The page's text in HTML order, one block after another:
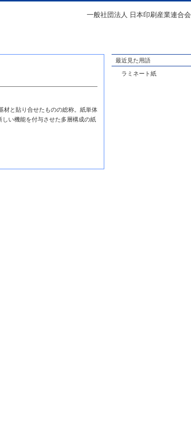
一般社団法人 日本印刷産業連合会
材と貼り合せたものの総称。紙単体
い機能を付与させた多層構成の紙
最近見た用語
ラミネート紙